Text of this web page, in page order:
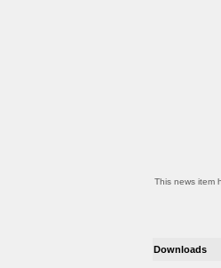
This news item
Downloads